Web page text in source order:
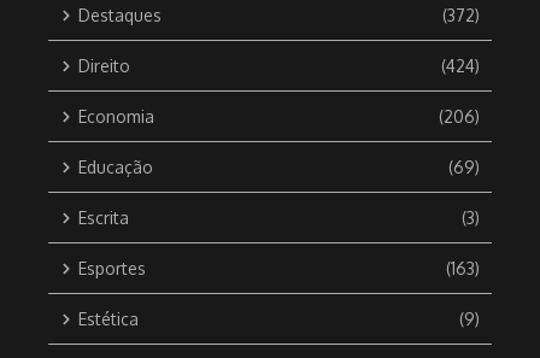
Destaques (372)
Direito (424)
Economia (206)
Educação (69)
Escrita (3)
Esportes (163)
Estética (9)